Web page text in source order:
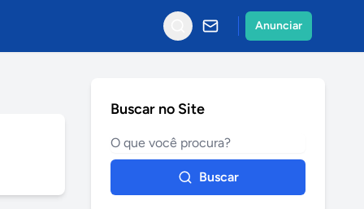
Anunciar
Buscar no Site
Buscar